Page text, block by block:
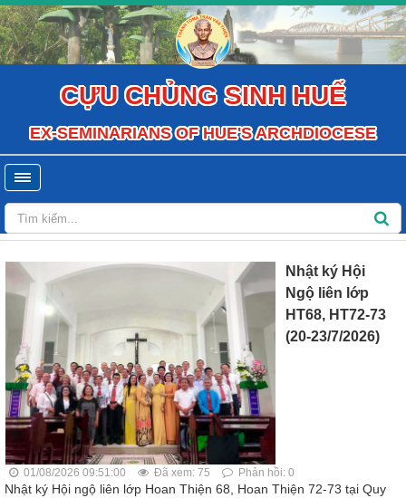
CỰU CHỦNG SINH HUẾ
EX-SEMINARIANS OF HUE'S ARCHDIOCESE
Nhật ký Hội
Ngộ liên lớp
HT68, HT72-73
(20-23/7/2026)
01/08/2026 09:51:00 Đã xem: 75 Phản hồi: 0
Nhật ký Hội ngộ liên lớp Hoan Thiện 68, Hoan Thiện 72-73 tại Quy